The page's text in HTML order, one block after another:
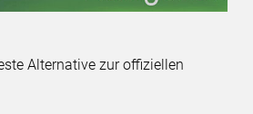
Alternative zur offiziellen